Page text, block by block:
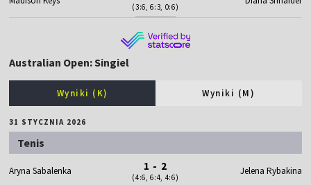
(3:6, 6:3, 0:6)
Australian Open: Singiel
Wyniki (K) Wyniki (M)
31 STYCZNIA 2026
Tenis
Aryna Sabalenka 1 - 2
(4:6, 6:4, 4:6)
Jelena Rybakina